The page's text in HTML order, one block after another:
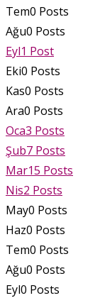
Tem0 Posts
Ağu0 Posts
Eyl1 Post
Eki0 Posts
Kas0 Posts
Ara0 Posts
Oca3 Posts
Şub7 Posts
Mar15 Posts
Nis2 Posts
May0 Posts
Haz0 Posts
Tem0 Posts
Ağu0 Posts
Eyl0 Posts